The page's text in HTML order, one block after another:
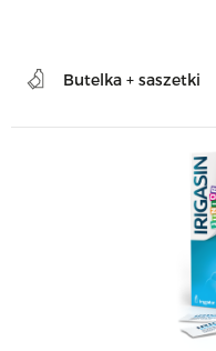
Butelka + saszetki